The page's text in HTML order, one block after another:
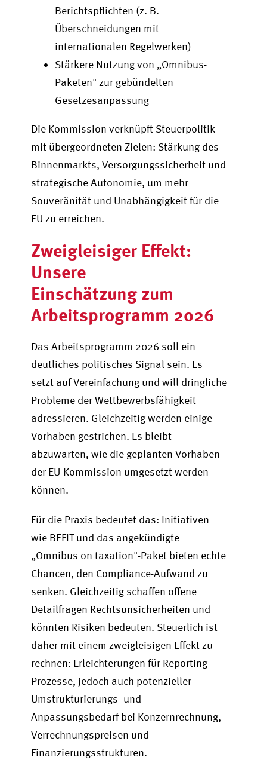
Berichtspflichten (z. B.
Überschneidungen mit
internationalen Regelwerken)
Stärkere Nutzung von „Omnibus-
Paketen" zur gebündelten
Gesetzesanpassung
Die Kommission verknüpft Steuerpolitik
mit übergeordneten Zielen: Stärkung des
Binnenmarkts, Versorgungssicherheit und
strategische Autonomie, um mehr
Souveränität und Unabhängigkeit für die
EU zu erreichen.
Zweigleisiger Effekt:
Unsere
Einschätzung zum
Arbeitsprogramm 2026
Das Arbeitsprogramm 2026 soll ein
deutliches politisches Signal sein. Es
setzt auf Vereinfachung und will dringliche
Probleme der Wettbewerbsfähigkeit
adressieren. Gleichzeitig werden einige
Vorhaben gestrichen. Es bleibt
abzuwarten, wie die geplanten Vorhaben
der EU-Kommission umgesetzt werden
können.
Für die Praxis bedeutet das: Initiativen
wie BEFIT und das angekündigte
„Omnibus on taxation"-Paket bieten echte
Chancen, den Compliance-Aufwand zu
senken. Gleichzeitig schaffen offene
Detailfragen Rechtsunsicherheiten und
könnten Risiken bedeuten. Steuerlich ist
daher mit einem zweigleisigen Effekt zu
rechnen: Erleichterungen für Reporting-
Prozesse, jedoch auch potenzieller
Umstrukturierungs- und
Anpassungsbedarf bei Konzernrechnung,
Verrechnungspreisen und
Finanzierungsstrukturen.